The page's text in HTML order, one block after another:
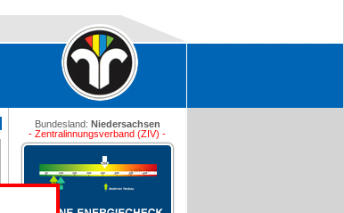
Bundesland: Niedersachsen
- Zentralinnungsverband (ZIV) -